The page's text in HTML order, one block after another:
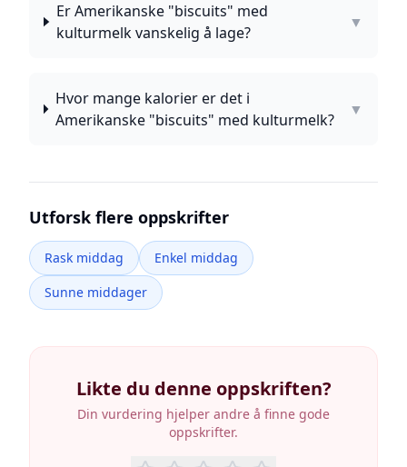
Er Amerikanske "biscuits" med
kulturmelk vanskelig å lage?
▼
Hvor mange kalorier er det i
Amerikanske "biscuits" med kulturmelk?
▼
Utforsk flere oppskrifter
Rask middag
Enkel middag
Sunne middager
Likte du denne oppskriften?
Din vurdering hjelper andre å finne gode
oppskrifter.